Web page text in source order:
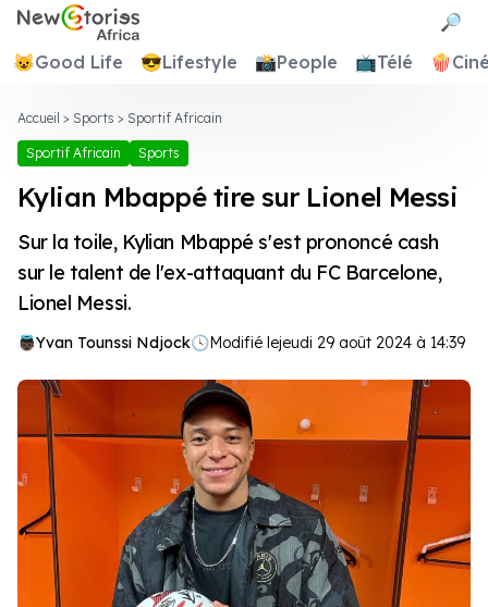
Newstories Africa
🔎
😺Good Life 😎Lifestyle 📸People 📺Télé 🍿
Accueil > Sports > Sportif Africain
Sportif Africain Sports
Kylian Mbappé tire sur Lionel Messi
Sur la toile, Kylian Mbappé s'est prononcé cash
sur le talent de l'ex-attaquant du FC Barcelone,
Lionel Messi.
Yvan Tounssi Ndjock🕓Modifié lejeudi 29 août 2024 à 14:39